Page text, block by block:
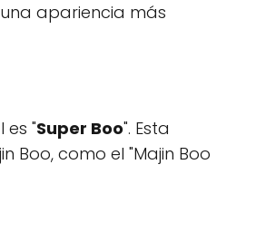
apariencia más
es "Super Boo". Esta
Boo, como el "Majin Boo